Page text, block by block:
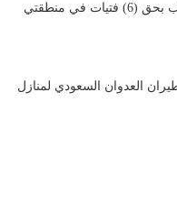
بيان إدانة جريمة الاغتصاب بحق (6) فتيات في منطقتي
العدوان السعودي لمنازل